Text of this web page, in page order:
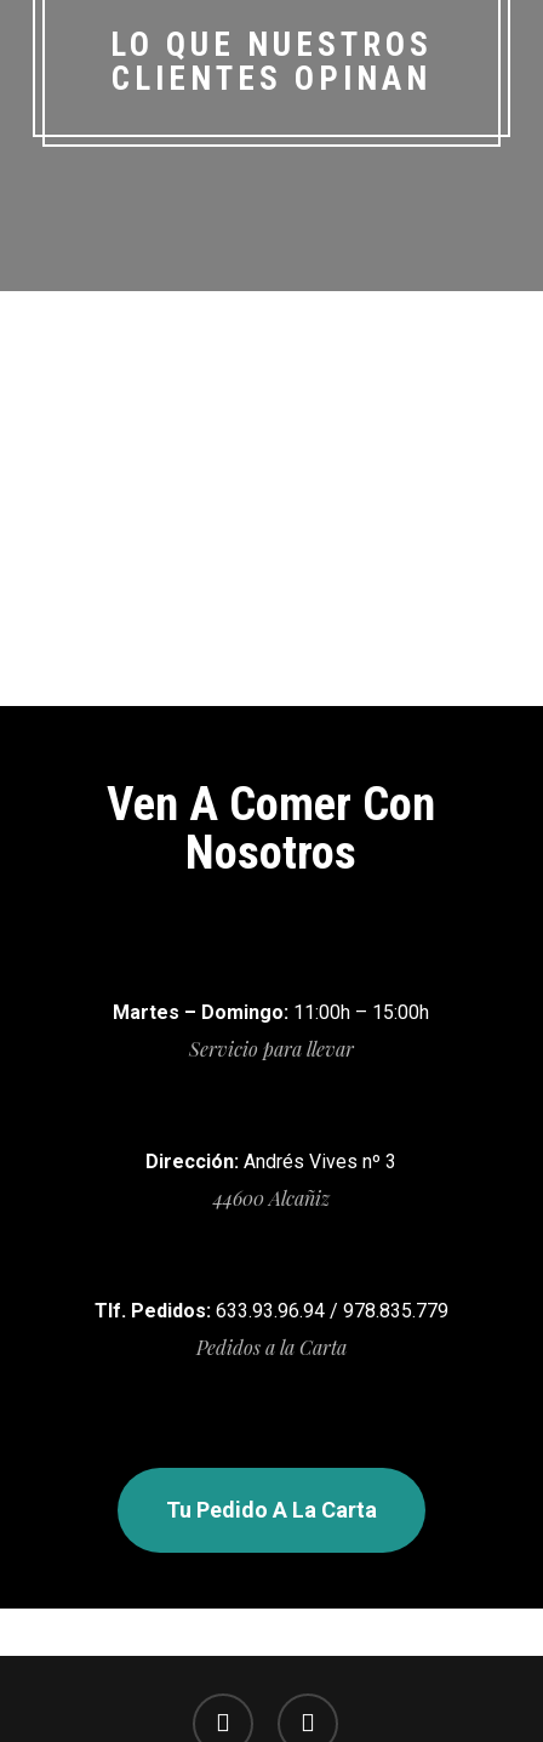
LO QUE NUESTROS
CLIENTES OPINAN
Ven A Comer Con
Nosotros
Martes – Domingo: 11:00h – 15:00h
Servicio para llevar
Dirección: Andrés Vives nº 3
44600 Alcañiz
Tlf. Pedidos:633.93.96.94 / 978.835.779
Pedidos a la Carta
Tu Pedido A La Carta
facebook instagram